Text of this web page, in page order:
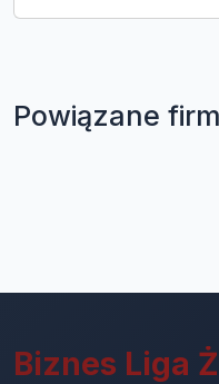
Powiązane
Biznes Liga